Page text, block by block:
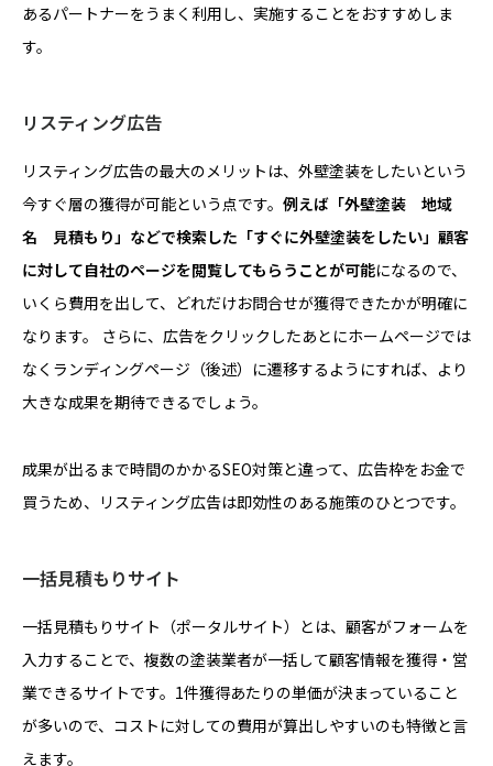
あるパートナーをうまく利用し、実施することをおすすめしま
す。
リスティング広告
リスティング広告の最大のメリットは、外壁塗装をしたいという
今すぐ層の獲得が可能という点です。 例えば「外壁塗装 地域
名 見積もり」などで検索した「すぐに外壁塗装をしたい」顧客
に対して自社のページを閲覧してもらうことが可能になるので、
いくら費用を出して、どれだけお問合せが獲得できたかが明確に
なります。 さらに、広告をクリックしたあとにホームページでは
なくランディングページ（後述）に遷移するようにすれば、より
大きな成果を期待できるでしょう。
成果が出るまで時間のかかるSEO対策と違って、広告枠をお金で
買うため、リスティング広告は即効性のある施策のひとつです。
一括見積もりサイト
一括見積もりサイト（ポータルサイト）とは、顧客がフォームを
入力することで、複数の塗装業者が一括して顧客情報を獲得・営
業できるサイトです。1件獲得あたりの単価が決まっていること
が多いので、コストに対しての費用が算出しやすいのも特徴と言
えます。